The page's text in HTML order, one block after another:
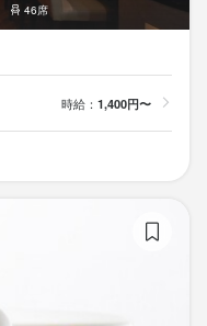
46席
時給： 1,400円〜